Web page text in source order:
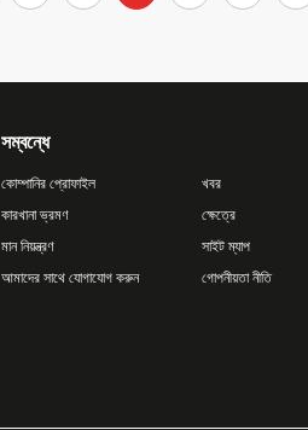
সম্বন্ধে
কোম্পানির প্রোফাইল
কারখানা ভ্রমণ
মান নিয়ন্ত্রণ
আমাদের সাথে যোগাযোগ করুন
খবর
ক্ষেত্রে
সাইট ম্যাপ
গোপনীয়তা নীতি